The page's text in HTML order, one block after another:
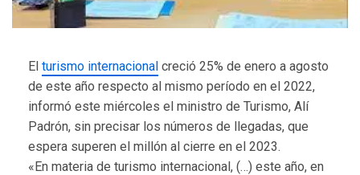
El turismo internacional creció 25% de enero a agosto
de este año respecto al mismo período en el 2022,
informó este miércoles el ministro de Turismo, Alí
Padrón, sin precisar los números de llegadas, que
espera superen el millón al cierre en el 2023.
«En materia de turismo internacional, (…) este año, en